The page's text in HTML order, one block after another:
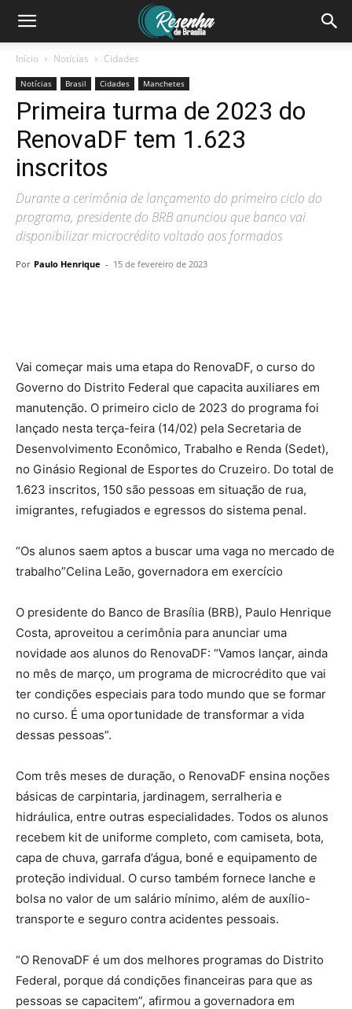
Início Notícias Cidades
Notícias Brasil Cidades Manchetes
Primeira turma de 2023 do
RenovaDF tem 1.623
inscritos
Durante a cerimônia de lançamento do primeiro ciclo do
programa, presidente do BRB anunciou que banco vai
disponibilizar microcrédito voltado aos formados
Por Paulo Henrique - 15 de fevereiro de 2023
Vai começar mais uma etapa do RenovaDF, o curso do
Governo do Distrito Federal que capacita auxiliares em
manutenção. O primeiro ciclo de 2023 do programa foi
lançado nesta terça-feira (14/02) pela Secretaria de
Desenvolvimento Econômico, Trabalho e Renda (Sedet),
no Ginásio Regional de Esportes do Cruzeiro. Do total de
1.623 inscritos, 150 são pessoas em situação de rua,
imigrantes, refugiados e egressos do sistema penal.
“Os alunos saem aptos a buscar uma vaga no mercado de
trabalho”Celina Leão, governadora em exercício
O presidente do Banco de Brasília (BRB), Paulo Henrique
Costa, aproveitou a cerimônia para anunciar uma
novidade aos alunos do RenovaDF: “Vamos lançar, ainda
no mês de março, um programa de microcrédito que vai
ter condições especiais para todo mundo que se formar
no curso. É uma oportunidade de transformar a vida
dessas pessoas”.
Com três meses de duração, o RenovaDF ensina noções
básicas de carpintaria, jardinagem, serralheria e
hidráulica, entre outras especialidades. Todos os alunos
recebem kit de uniforme completo, com camiseta, bota,
capa de chuva, garrafa d’água, boné e equipamento de
proteção individual. O curso também fornece lanche e
bolsa no valor de um salário mínimo, além de auxílio-
transporte e seguro contra acidentes pessoais.
“O RenovaDF é um dos melhores programas do Distrito
Federal, porque dá condições financeiras para que as
pessoas se capacitem”, afirmou a governadora em